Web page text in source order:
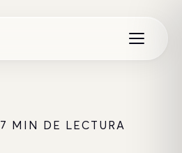
7 MIN DE LECTURA